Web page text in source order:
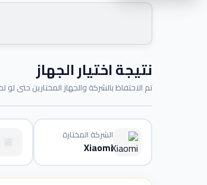
نتيجة اختيار الجهاز
تم الاحتفاظ بالشركة والجهاز المختارين حتى
الشركة المختارة
Xiaomi